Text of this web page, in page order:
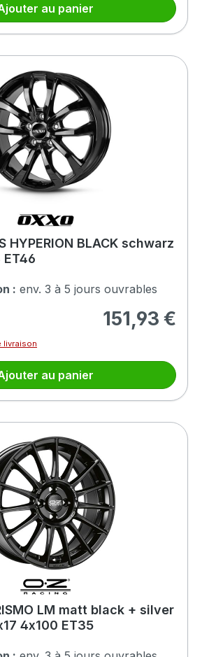
au panier
HYPERION BLACK schwarz
ET46
: env. 3 à 5 jours ouvrables
Prix régulier :
151,93 €
livraison
au panier
LM matt black + silver
4x100 ET35